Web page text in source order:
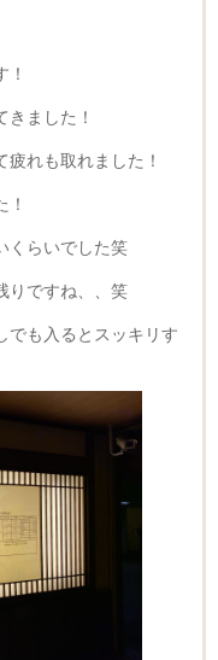
ました！
れも取れました！
くらいでした笑
りですね、、笑
でも入るとスッキリす